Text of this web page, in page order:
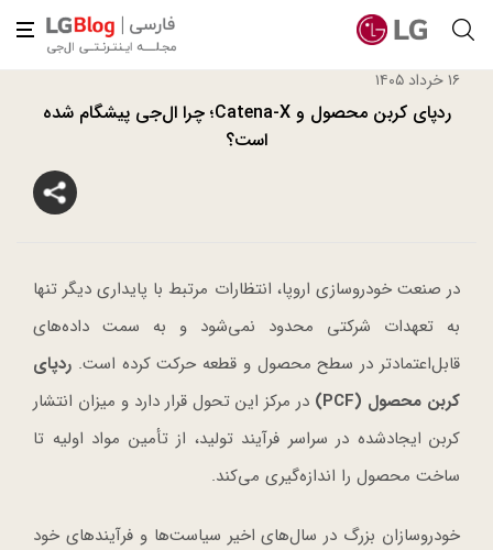
۱۶ خرداد ۱۴۰۵
ردپای کربن محصول و Catena-X؛ چرا ال‌جی پیشگام شده
است؟
در صنعت خودروسازی اروپا، انتظارات مرتبط با پایداری دیگر تنها
به تعهدات شرکتی محدود نمی‌شود و به سمت داده‌های
قابل‌اعتمادتر در سطح محصول و قطعه حرکت کرده است. ردپای
کربن محصول (PCF)
در مرکز این تحول قرار دارد و میزان انتشار
کربن ایجادشده در سراسر فرآیند تولید، از تأمین مواد اولیه تا
ساخت محصول را اندازه‌گیری می‌کند.
خودروسازان بزرگ در سال‌های اخیر سیاست‌ها و فرآیندهای خود